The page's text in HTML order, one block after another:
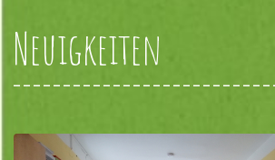
Neuigkeiten